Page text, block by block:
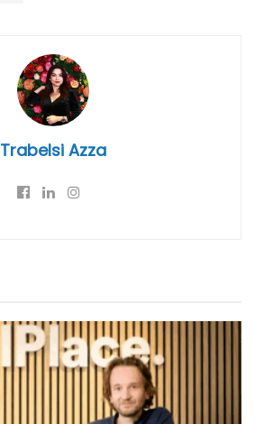
Trabelsi Azza